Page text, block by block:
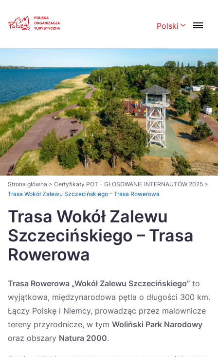
Polski
Česká 中国
Dansk Deutsch
Español Français
Italiano Magyar
Nederlands 日本語
Português Norsk
Україна
Zamknij
Strona główna > Certyfikaty POT - GŁOSOWANIE INTERNAUTÓW 2025 >
Trasa Wokół Zalewu Szczecińskiego – Trasa Rowerowa
Trasa Wokół Zalewu
Szczecińskiego – Trasa
Rowerowa
Trasa Rowerowa „Wokół Zalewu Szczecińskiego” to
wyjątkowa, międzynarodowa pętla o długości 300 km.
Łączy Polskę i Niemcy, prowadząc przez malownicze
tereny przyrodnicze, w tym Woliński Park Narodowy
oraz obszary Natura 2000.